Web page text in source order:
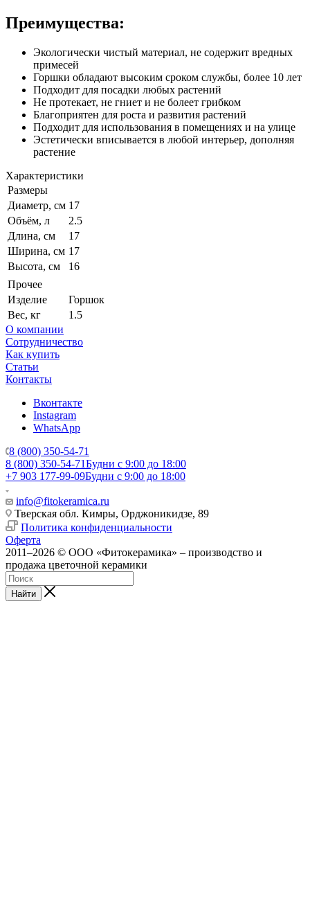
Преимущества:
Экологически чистый материал, не содержит вредных
примесей
Горшки обладают высоким сроком службы, более 10 лет
Подходит для посадки любых растений
Не протекает, не гниет и не болеет грибком
Благоприятен для роста и развития растений
Подходит для использования в помещениях и на улице
Эстетически вписывается в любой интерьер, дополняя
растение
Характеристики
Размеры
Диаметр, см 17
Объём, л
2.5
Длина, см
17
Ширина, см 17
Высота, см
16
Прочее
Изделие
Горшок
Вес, кг
1.5
О компании
Сотрудничество
Как купить
Статьи
Контакты
Вконтакте
Instagram
WhatsApp
8 (800) 350-54-71
8 (800) 350-54-71Будни с 9:00 до 18:00
+7 903 177-99-09Будни с 9:00 до 18:00
info@fitokeramica.ru
Тверская обл. Кимры, Орджоникидзе, 89
Политика конфиденциальности
Оферта
2011–2026 © ООО «Фитокерамика» – производство и
продажа цветочной керамики
Найти